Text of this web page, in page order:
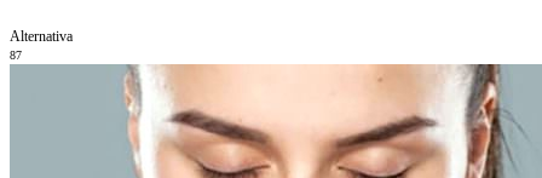
Alternativa
87